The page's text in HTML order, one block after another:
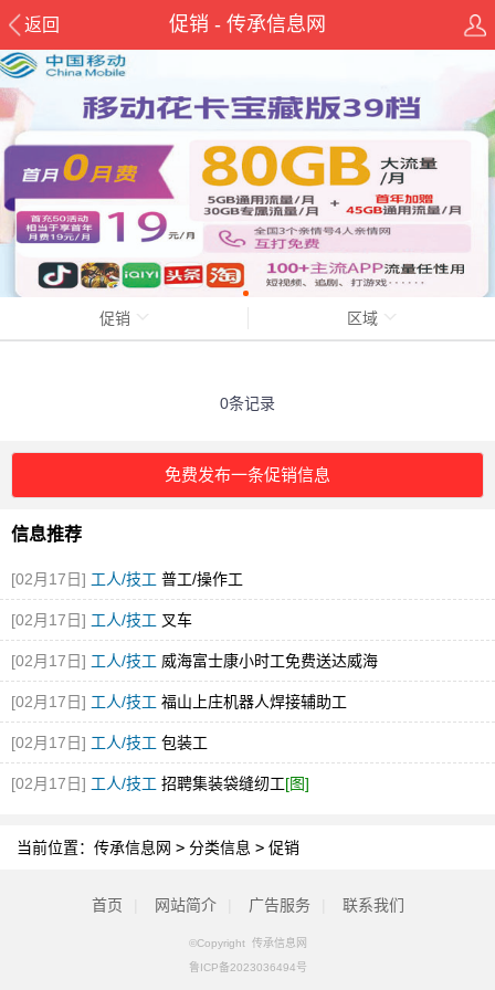
返回 促销 - 传承信息网
促销 区域
0条记录
免费发布一条促销信息
信息推荐
[02月17日] 工人/技工 普工/操作工
[02月17日] 工人/技工 叉车
[02月17日] 工人/技工 威海富士康小时工免费送达威海
[02月17日] 工人/技工 福山上庄机器人焊接辅助工
[02月17日] 工人/技工 包装工
[02月17日] 工人/技工 招聘集装袋缝纫工[图]
当前位置： 传承信息网 > 分类信息 > 促销
首页 网站简介 广告服务 联系我们
©Copyright 传承信息网
鲁ICP备2023036494号